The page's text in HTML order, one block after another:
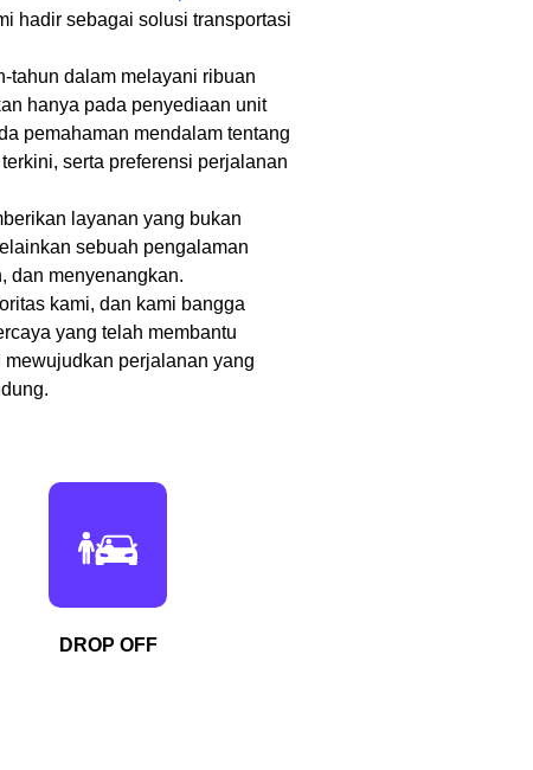
hadir sebagai solusi transportasi
tahun dalam melayani ribuan
hanya pada penyediaan unit
pemahaman mendalam tentang
serta preferensi perjalanan
layanan yang bukan
sebuah pengalaman
dan menyenangkan.
kami, dan kami bangga
yang telah membantu
perjalanan yang
DROP OFF